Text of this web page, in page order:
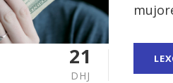
21
DHJ